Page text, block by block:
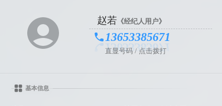
赵若 《经纪人用户》
13653385671
直显号码 / 点击拨打
基本信息